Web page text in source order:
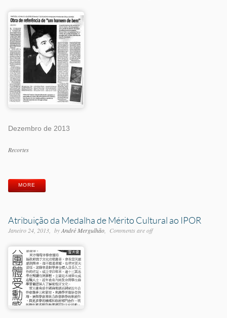
Dezembro de 2013
Categorias
Recortes
MORE
Atribuição da Medalha de Mérito Cultural ao IPOR
Janeiro 24, 2013 byAndré Mergulhão Comments are off